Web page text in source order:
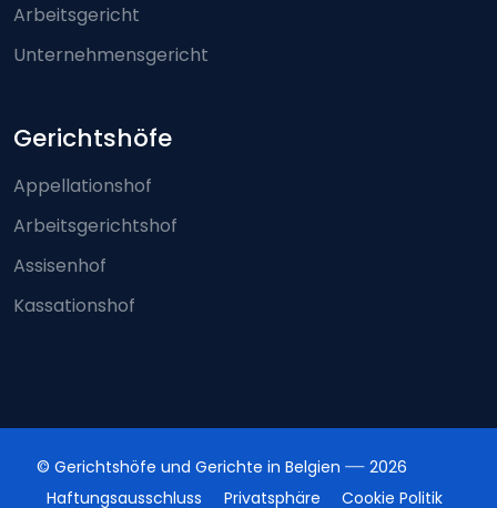
Arbeitsgericht
Unternehmensgericht
Gerichtshöfe
Appellationshof
Arbeitsgerichtshof
Assisenhof
Kassationshof
© Gerichtshöfe und Gerichte in Belgien
2026
Haftungsausschluss
Privatsphäre Cookie Politik